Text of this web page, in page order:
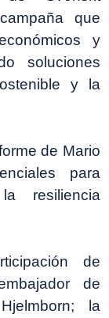
que
y
soluciones
y la
de Mario
para
resiliencia
de
de
la